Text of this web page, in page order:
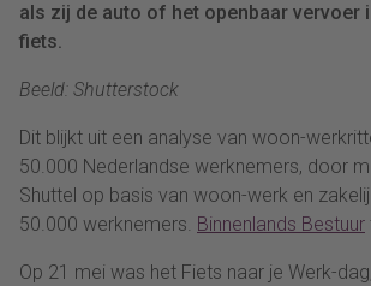
als zij de auto of het openbaar vervoer
fiets.
Beeld: Shutterstock
Dit blijkt uit een analyse van woon-
50.000 Nederlandse werknemers, door
Shuttel op basis van woon-werk en
50.000 werknemers. Binnenlands Bestuur
Op 21 mei was het Fiets naar je Werk-